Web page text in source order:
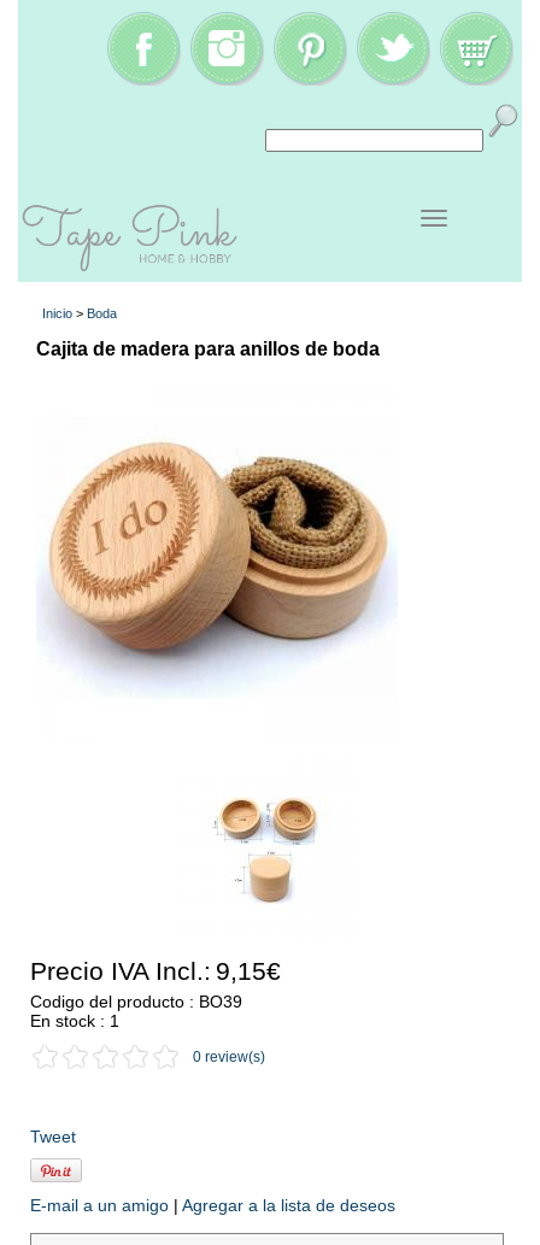
Inicio > Boda
Cajita de madera para anillos de boda
Precio IVA Incl.: 9,15€
Codigo del producto : BO39
En stock : 1
0 review(s)
Tweet
E-mail a un amigo | Agregar a la lista de deseos